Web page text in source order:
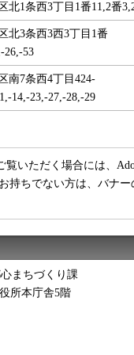
北1条西3丁目1番11,2番
北3条西3西3丁目1番
26,-53
南7条西4丁目424-
14,-23,-27,-28,-29
いただく場合には、
お持ちでない方は、バナ
まちづくり課
所本庁舎5階